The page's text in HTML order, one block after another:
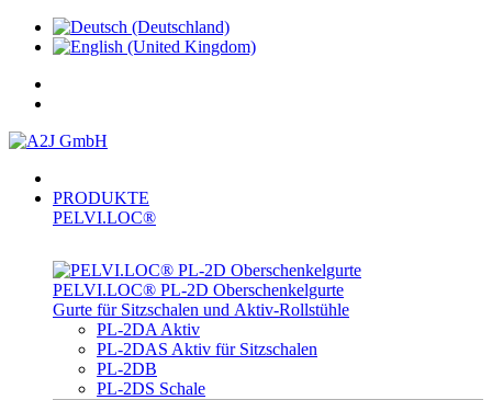
PRODUKTE
PELVI.LOC®
PELVI.LOC® PL-­2D Oberschenkelgurte
Gurte für Sitzschalen und Aktiv-Rollstühle
PL-2DA Aktiv
PL-2DAS Aktiv für Sitzschalen
PL-2DB
PL-2DS Schale